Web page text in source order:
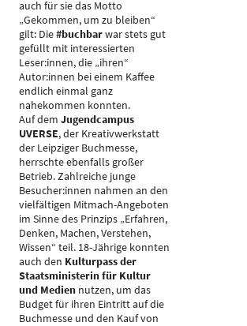
auch für sie das Motto
„Gekommen, um zu bleiben“
gilt: Die#buchbarwar stets gut
gefüllt mit interessierten
Leser:innen, die „ihren“
Autor:innen bei einem Kaffee
endlich einmal ganz
nahekommen konnten.
Auf dem Jugendcampus
UVERSE, der Kreativwerkstatt
der Leipziger Buchmesse,
herrschte ebenfalls großer
Betrieb. Zahlreiche junge
Besucher:innen nahmen an den
vielfältigen Mitmach-Angeboten
im Sinne des Prinzips „Erfahren,
Denken, Machen, Verstehen,
Wissen“ teil. 18-Jährige konnten
auch den Kulturpass der
Staatsministerin für Kultur
und Medien nutzen, um das
Budget für ihren Eintritt auf die
Buchmesse und den Kauf von